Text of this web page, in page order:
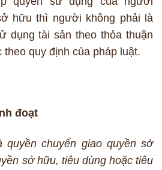
hữu thì người không phải là
dụng tài sản theo thỏa thuận
quy định của pháp luật.
đoạt
quyền chuyển giao quyền sở
sở hữu, tiêu dùng hoặc tiêu